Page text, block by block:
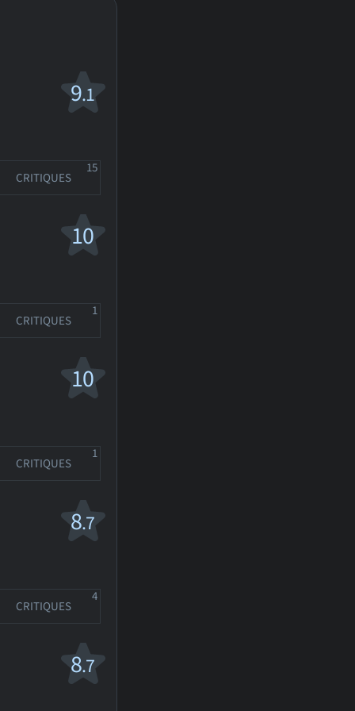
9.1
CRITIQUES
15
10
CRITIQUES
1
10
CRITIQUES
1
8.7
CRITIQUES
4
8.7